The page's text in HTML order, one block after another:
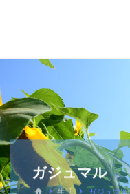
ス
教
福
宣
会
_
ガジュマル
生活 ガジュマル